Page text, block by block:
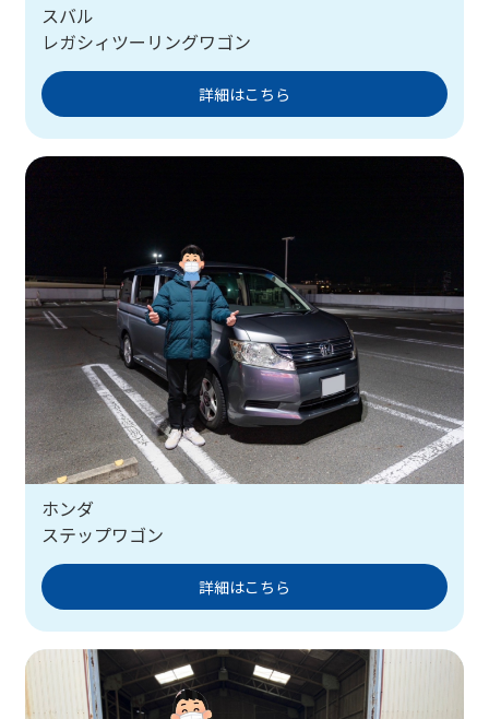
スバル
レガシィツーリングワゴン
詳細はこちら
ホンダ
ステップワゴン
詳細はこちら